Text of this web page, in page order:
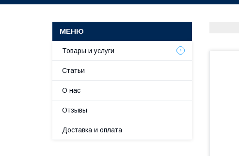
Товары и услуги
Статьи
О нас
Отзывы
Доставка и оплата